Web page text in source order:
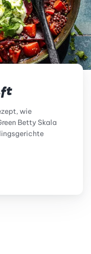
wie
Betty Skala